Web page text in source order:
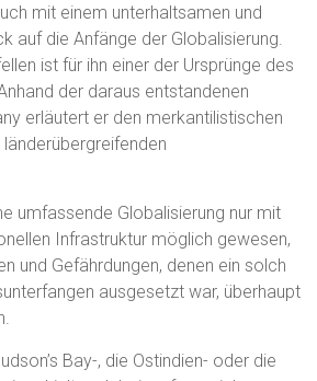
mit einem unterhaltsamen und
auf die Anfänge der Globalisierung.
ist für ihn einer der Ursprünge des
der daraus entstandenen
erläutert er den merkantilistischen
umfassende Globalisierung nur mit
Infrastruktur möglich gewesen,
und Gefährdungen, denen ein solch
ausgesetzt war, überhaupt
Bay-, die Ostindien- oder die